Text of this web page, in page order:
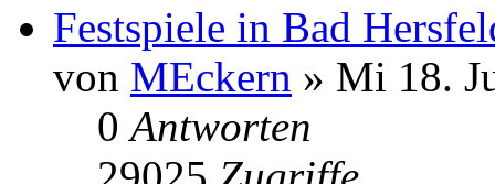
Festspiele in Bad
von MEckern » Mi 18.
0Antworten